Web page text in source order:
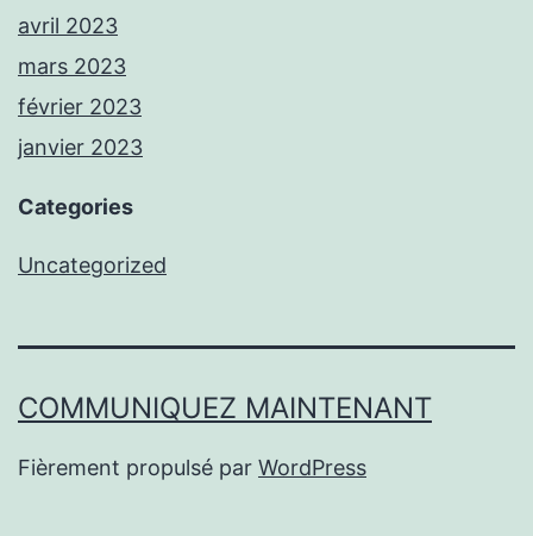
avril 2023
mars 2023
février 2023
janvier 2023
Categories
Uncategorized
COMMUNIQUEZ MAINTENANT
Fièrement propulsé par WordPress